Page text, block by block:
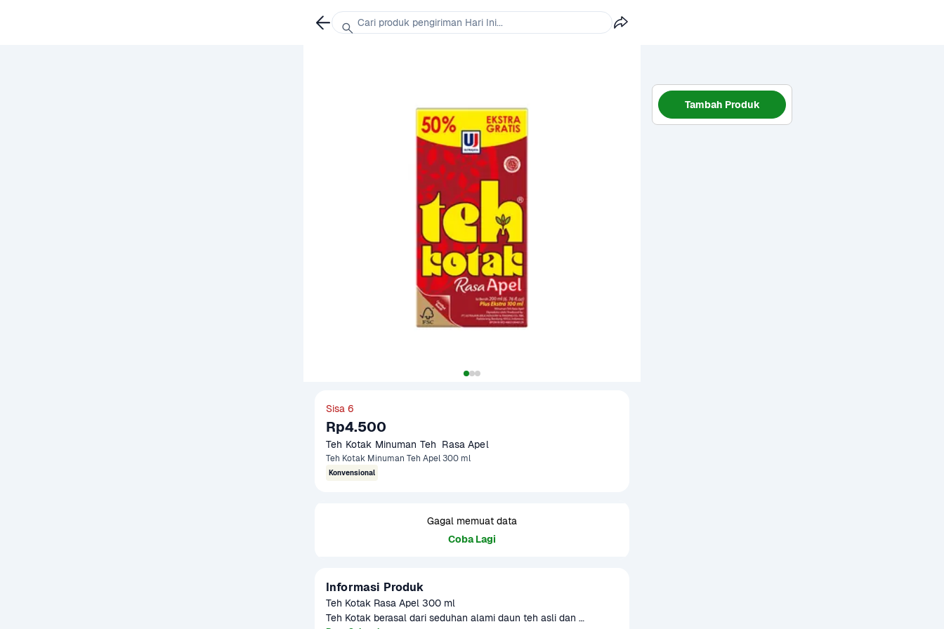
Sisa 6
Rp4.500
Teh Kotak Minuman Teh  Rasa Apel
Teh Kotak Minuman Teh Apel 300 ml
Konvensional
Gagal memuat data
Coba Lagi
Informasi Produk
Teh Kotak Rasa Apel 300 ml
Teh Kotak berasal dari seduhan alami daun teh asli dan
Tambah Produk
Cari produk pengiriman Hari Ini...